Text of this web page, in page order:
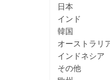
日本
インド
韓国
オーストラリ
インドネシア
その他